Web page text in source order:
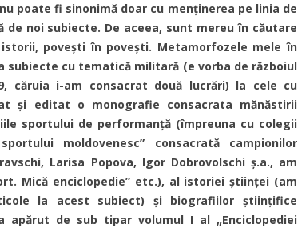
poate fi sinonimă doar cu menținerea pe linia de
noi subiecte. De aceea, sunt mereu în căutare
povești în povești. Metamorfozele mele în
subiecte cu tematică militară (e vorba de războiul
căruia i-am consacrat două lucrări) la cele cu
și editat o monografie consacrata mănăstirii
sportului de performanță (împreuna cu colegii
moldovenesc” consacrată campionilor
Larisa Popova, Igor Dobrovolschi ș.a., am
Mică enciclopedie” etc.), al istoriei științei (am
la acest subiect) și biografiilor științifice
apărut de sub tipar volumul I al „Enciclopediei